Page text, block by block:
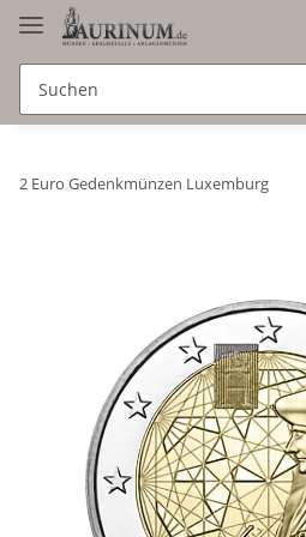
2 Euro Gedenkmünzen Luxemburg